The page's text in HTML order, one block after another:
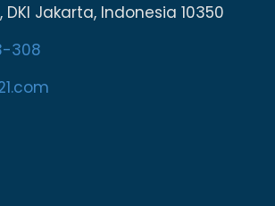
Jakarta, Indonesia 10350
308